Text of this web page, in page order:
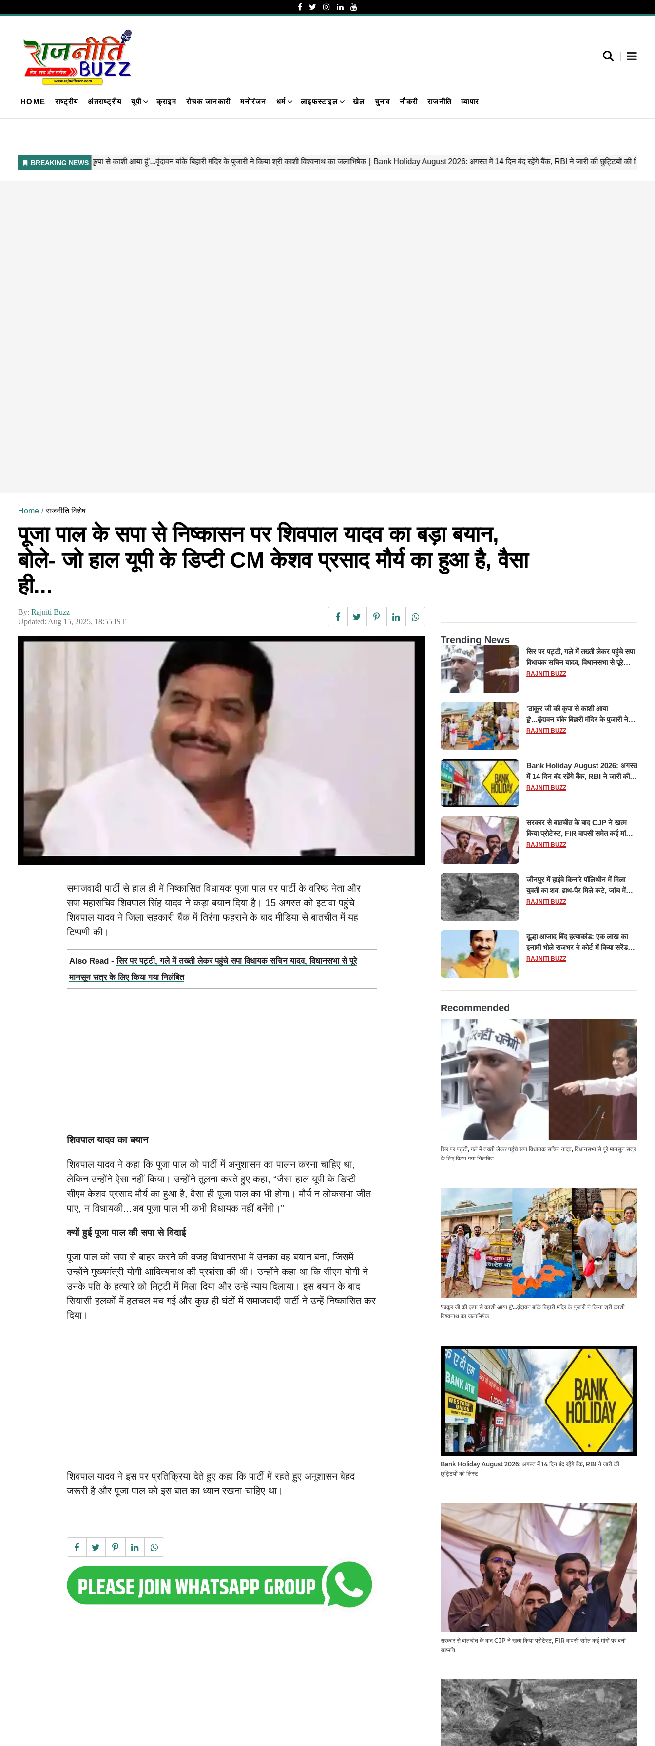
HOME राष्ट्रीय अंतराष्ट्रीय यूपी क्राइम रोचक जानकारी मनोरंजन धर्म लाइफस्टाइल खेल चुनाव नौकरी राजनीति व्यापार
Home राजनीति विशेष
पूजा पाल के सपा से निष्कासन पर शिवपाल यादव का बड़ा बयान,
बोले- जो हाल यूपी के डिप्टी CM केशव प्रसाद मौर्य का हुआ है, वैसा
ही...
By: Rajniti Buzz
Updated: Aug 15, 2025, 18:55 IST
समाजवादी पार्टी से हाल ही में निष्कासित विधायक पूजा पाल पर पार्टी के वरिष्ठ नेता और
सपा महासचिव शिवपाल सिंह यादव ने कड़ा बयान दिया है। 15 अगस्त को इटावा पहुंचे
शिवपाल यादव ने जिला सहकारी बैंक में तिरंगा फहराने के बाद मीडिया से बातचीत में यह
टिप्पणी की।
Also Read -सिर पर पट्टी, गले में तख्ती लेकर पहुंचे सपा विधायक सचिन यादव, विधानसभा से पूरे
मानसून सत्र के लिए किया गया निलंबित
शिवपाल यादव का बयान
शिवपाल यादव ने कहा कि पूजा पाल को पार्टी में अनुशासन का पालन करना चाहिए था,
लेकिन उन्होंने ऐसा नहीं किया। उन्होंने तुलना करते हुए कहा, “जैसा हाल यूपी के डिप्टी
सीएम केशव प्रसाद मौर्य का हुआ है, वैसा ही पूजा पाल का भी होगा। मौर्य न लोकसभा जीत
पाए, न विधायकी...अब पूजा पाल भी कभी विधायक नहीं बनेंगी।”
क्यों हुई पूजा पाल की सपा से विदाई
पूजा पाल को सपा से बाहर करने की वजह विधानसभा में उनका वह बयान बना, जिसमें
उन्होंने मुख्यमंत्री योगी आदित्यनाथ की प्रशंसा की थी। उन्होंने कहा था कि सीएम योगी ने
उनके पति के हत्यारे को मिट्टी में मिला दिया और उन्हें न्याय दिलाया। इस बयान के बाद
सियासी हलकों में हलचल मच गई और कुछ ही घंटों में समाजवादी पार्टी ने उन्हें निष्कासित कर
दिया।
शिवपाल यादव ने इस पर प्रतिक्रिया देते हुए कहा कि पार्टी में रहते हुए अनुशासन बेहद
जरूरी है और पूजा पाल को इस बात का ध्यान रखना चाहिए था।
Trending News
सिर पर पट्टी, गले में तख्ती लेकर पहुंचे सपा
विधायक सचिन यादव, विधानसभा से पूरे
मानसून सत्र के लिए किया गया निलंबित
RAJNITI BUZZ
'ठाकुर जी की कृपा से काशी आया
हूं'...वृंदावन बांके बिहारी मंदिर के पुजारी ने
किया श्री काशी विश्वनाथ का जलाभिषेक
RAJNITI BUZZ
Bank Holiday August 2026: अगस्त
में 14 दिन बंद रहेंगे बैंक, RBI ने जारी की
छुट्टियों की लिस्ट​​​​​​​
RAJNITI BUZZ
सरकार से बातचीत के बाद CJP ने खत्म
किया प्रोटेस्ट, FIR वापसी समेत कई मांगों
पर बनी सहमति
RAJNITI BUZZ
जौनपुर में हाईवे किनारे पॉलिथीन में मिला
युवती का शव, हाथ-पैर मिले कटे, जांच में
जुटी पुलिस
RAJNITI BUZZ
दूल्हा आजाद बिंद हत्याकांड: एक लाख का
इनामी भोले राजभर ने कोर्ट में किया सरेंडर,
14 दिन के लिए भेजा गया जेल
RAJNITI BUZZ
Recommended
सिर पर पट्टी, गले में तख्ती लेकर पहुंचे सपा विधायक सचिन यादव, विधानसभा से पूरे मानसून सत्र
के लिए किया गया निलंबित
'ठाकुर जी की कृपा से काशी आया हूं'...वृंदावन बांके बिहारी मंदिर के पुजारी ने किया श्री काशी
विश्वनाथ का जलाभिषेक
Bank Holiday August 2026: अगस्त में 14 दिन बंद रहेंगे बैंक, RBI ने जारी की
छुट्टियों की लिस्ट​​​​​​​
सरकार से बातचीत के बाद CJP ने खत्म किया प्रोटेस्ट, FIR वापसी समेत कई मांगों पर बनी
सहमति